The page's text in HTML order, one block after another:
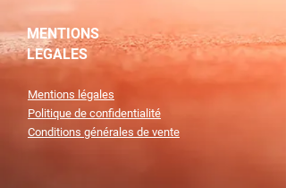
MENTIONS
LEGALES
Mentions légales
Politique de confidentialité
Conditions générales de vente